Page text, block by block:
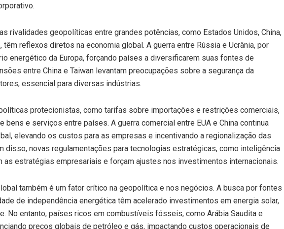
rivalidades geopolíticas entre grandes potências, como Estados Unidos, China,
têm reflexos diretos na economia global. A guerra entre Rússia e Ucrânia, por
energético da Europa, forçando países a diversificarem suas fontes de
entre China e Taiwan levantam preocupações sobre a segurança da
essencial para diversas indústrias.
protecionistas, como tarifas sobre importações e restrições comerciais,
bens e serviços entre países. A guerra comercial entre EUA e China continua
elevando os custos para as empresas e incentivando a regionalização das
disso, novas regulamentações para tecnologias estratégicas, como inteligência
as estratégias empresariais e forçam ajustes nos investimentos internacionais.
também é um fator crítico na geopolítica e nos negócios. A busca por fontes
de independência energética têm acelerado investimentos em energia solar,
No entanto, países ricos em combustíveis fósseis, como Arábia Saudita e
preços globais de petróleo e gás, impactando custos operacionais de